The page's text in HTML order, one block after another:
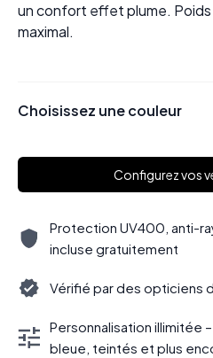
un confort effet plume. Poids
maximal.
Choisissez une couleur
Configurez vos
Protection UV400, anti-
incluse gratuitement
Vérifié par des opticiens
Personnalisation illimitée
bleue, teintés et plus